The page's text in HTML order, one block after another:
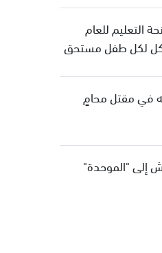
التعليم للعام
في مقتل محامٍ
إلى "الموحدة"